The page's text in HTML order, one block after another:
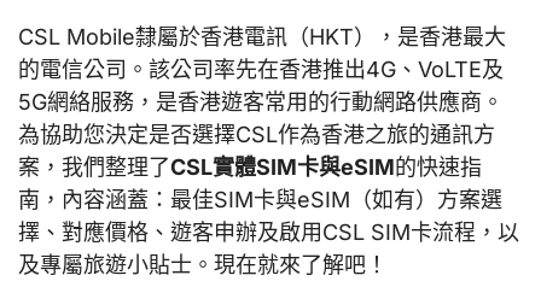
CSL Mobile隸屬於香港電訊（HKT），是香港最大
的電信公司。該公司率先在香港推出4G、VoLTE及
5G網絡服務，是香港遊客常用的行動網路供應商。
為協助您決定是否選擇CSL作為香港之旅的通訊方
案，我們整理了CSL實體SIM卡與eSIM的快速指
南，內容涵蓋：最佳SIM卡與eSIM（如有）方案選
擇、對應價格、遊客申辦及啟用CSL SIM卡流程，以
及專屬旅遊小貼士。現在就來了解吧！